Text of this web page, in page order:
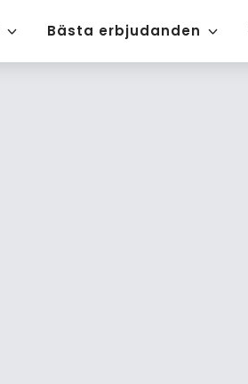
Bästa erbjudanden